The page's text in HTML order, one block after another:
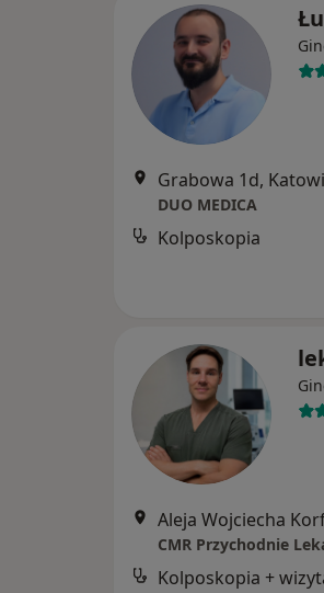
Grabowa 1d,
DUO MEDICA
Kolposkopia
CMR Przychodnie
Kolposkopia +